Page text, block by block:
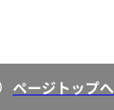
ページトップへ